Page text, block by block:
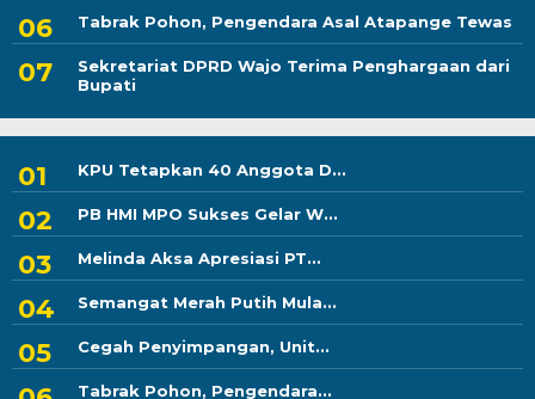
Tabrak Pohon, Pengendara Asal Atapange Tewas
Sekretariat DPRD Wajo Terima Penghargaan dari
Bupati
KPU Tetapkan 40 Anggota D...
PB HMI MPO Sukses Gelar W...
Melinda Aksa Apresiasi PT...
Semangat Merah Putih Mula...
Cegah Penyimpangan, Unit...
Tabrak Pohon, Pengendara...